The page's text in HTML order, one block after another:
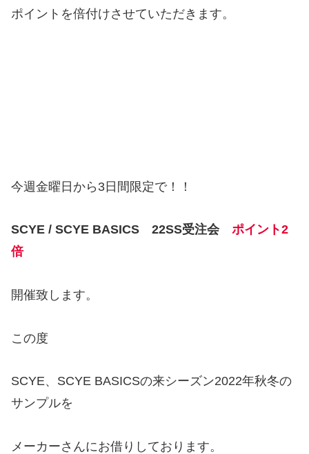
ポイントを倍付けさせていただきます。
今週金曜日から3日間限定で！！
SCYE / SCYE BASICS 22SS受注会 ポイント2
倍
開催致します。
この度
SCYE、SCYE BASICSの来シーズン2022年秋冬の
サンプルを
メーカーさんにお借りしております。